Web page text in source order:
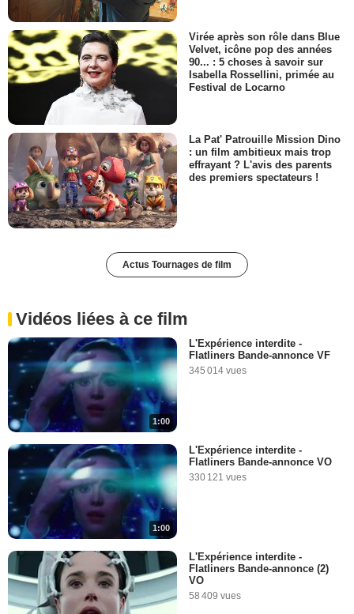
Virée après son rôle dans Blue
Velvet, icône pop des années
90... : 5 choses à savoir sur
Isabella Rossellini, primée au
Festival de Locarno
La Pat' Patrouille Mission Dino
: un film ambitieux mais trop
effrayant ? L'avis des parents
des premiers spectateurs !
Actus Tournages de film
Vidéos liées à ce film
1:00
L'Expérience interdite -
Flatliners Bande-annonce VF
345 014 vues
1:00
L'Expérience interdite -
Flatliners Bande-annonce VO
330 121 vues
L'Expérience interdite -
Flatliners Bande-annonce (2)
VO
58 409 vues